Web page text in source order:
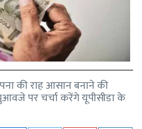
की राह आसान बनाने की
पर चर्चा करेंगे यूपीसीडा के